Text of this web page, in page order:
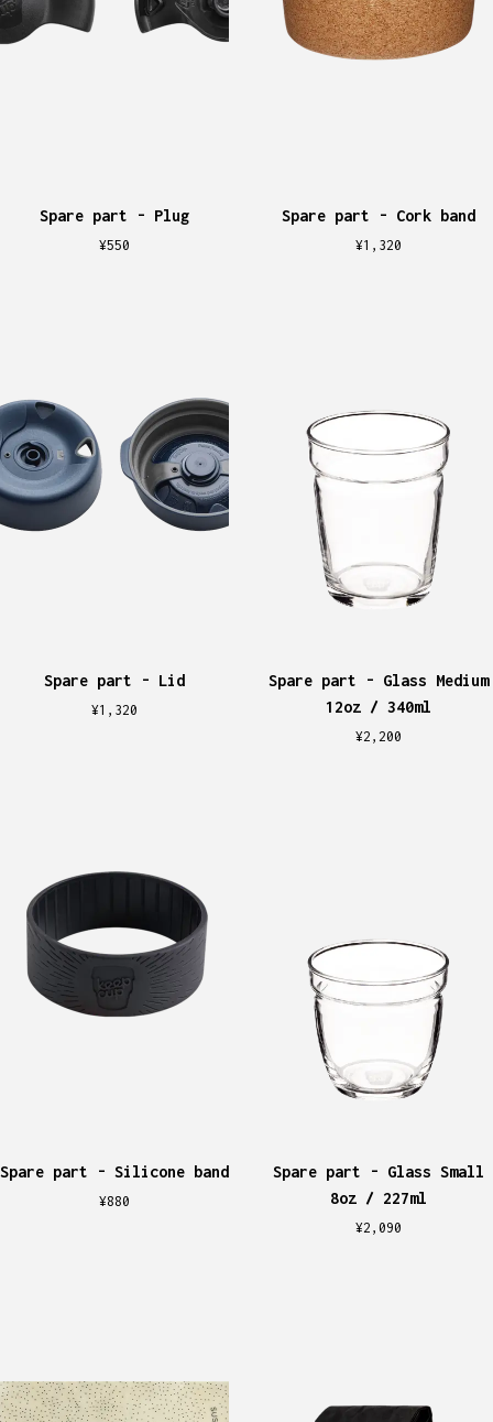
Spare part - Plug
¥550
Spare part - Cork band
¥1,320
Spare part - Lid
¥1,320
Spare part - Glass Medium
12oz / 340ml
¥2,200
Spare part - Silicone band
¥880
Spare part - Glass Small
8oz / 227ml
¥2,090